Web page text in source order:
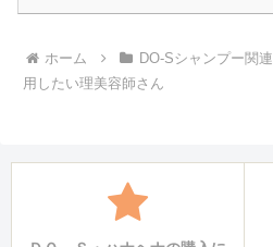
ホーム DO-Sシャンプー関連
用したい理美容師さん